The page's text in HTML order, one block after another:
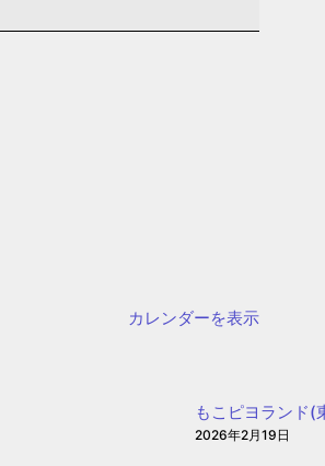
カレンダーを表示
もこピヨランド(
2026年2月19日